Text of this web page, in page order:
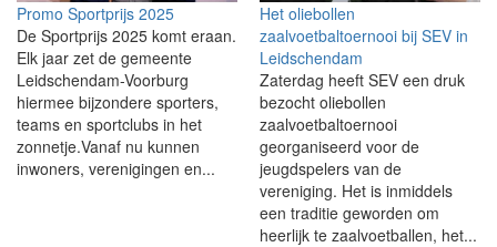
Promo Sportprijs 2025
De Sportprijs 2025 komt eraan.
Elk jaar zet de gemeente
Leidschendam-Voorburg
hiermee bijzondere sporters,
teams en sportclubs in het
zonnetje.Vanaf nu kunnen
inwoners, verenigingen en...
Het oliebollen
zaalvoetbaltoernooi bij SEV in
Leidschendam
Zaterdag heeft SEV een druk
bezocht oliebollen
zaalvoetbaltoernooi
georganiseerd voor de
jeugdspelers van de
vereniging. Het is inmiddels
een traditie geworden om
heerlijk te zaalvoetballen, het...